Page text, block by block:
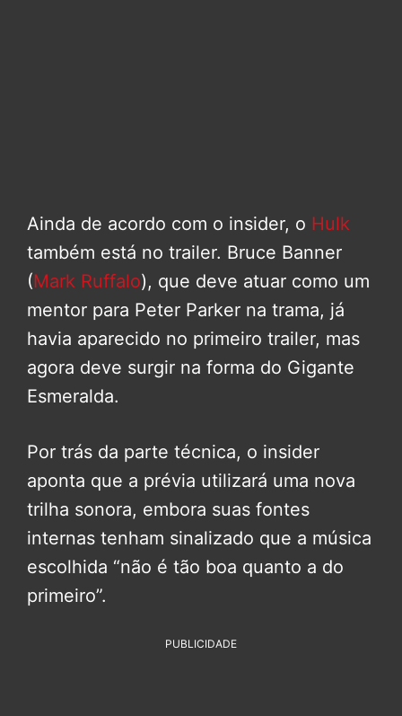
Ainda de acordo com o insider, o Hulk
também está no trailer. Bruce Banner
(Mark Ruffalo), que deve atuar como um
mentor para Peter Parker na trama, já
havia aparecido no primeiro trailer, mas
agora deve surgir na forma do Gigante
Esmeralda.
Por trás da parte técnica, o insider
aponta que a prévia utilizará uma nova
trilha sonora, embora suas fontes
internas tenham sinalizado que a música
escolhida “não é tão boa quanto a do
primeiro”.
PUBLICIDADE